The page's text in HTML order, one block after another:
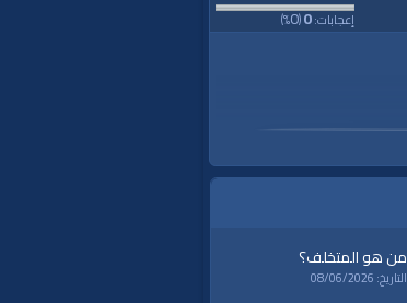
إعجابات:0
(
0
%)
من هو المتخلف؟
التاريخ: 08/06/2026